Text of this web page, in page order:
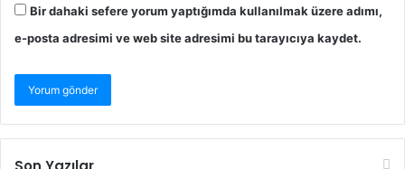
Bir dahaki sefere yorum yaptığımda kullanılmak üzere adımı,
e-posta adresimi ve web site adresimi bu tarayıcıya kaydet.